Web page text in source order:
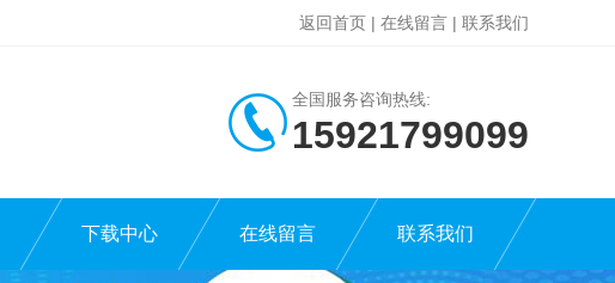
返回首页 | 在线留言 | 联系我们
全国服务咨询热线:
15921799099
下载中心 在线留言 联系我们